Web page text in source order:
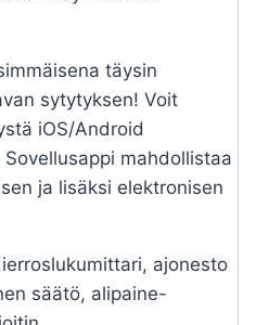
täysin
sytytyksen! Voit
iOS/Android
mahdollistaa
ja lisäksi elektronisen
ajonesto
säätö, alipaine-